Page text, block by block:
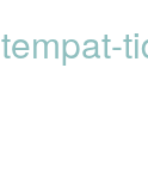
tempat-